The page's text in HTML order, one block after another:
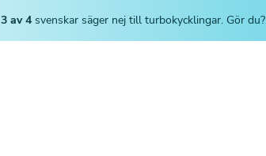
3 av 4 svenskar säger nej till turbokycklingar. Gör du?